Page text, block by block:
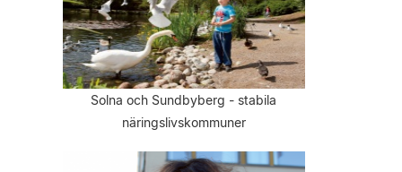
Solna och Sundbyberg - stabila
näringslivskommuner